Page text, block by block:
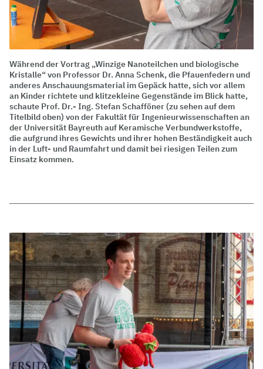
Während der Vortrag „Winzige Nanoteilchen und biologische
Kristalle“ von Professor Dr. Anna Schenk, die Pfauenfedern und
anderes Anschauungsmaterial im Gepäck hatte, sich vor allem
an Kinder richtete und klitzekleine Gegenstände im Blick hatte,
schaute Prof. Dr.- Ing. Stefan Schafföner (zu sehen auf dem
Titelbild oben) von der Fakultät für Ingenieurwissenschaften an
der Universität Bayreuth auf Keramische Verbundwerkstoffe,
die aufgrund ihres Gewichts und ihrer hohen Beständigkeit auch
in der Luft- und Raumfahrt und damit bei riesigen Teilen zum
Einsatz kommen.